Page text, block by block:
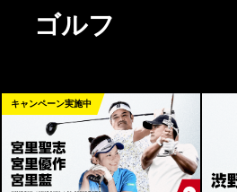
ゴルフ
キャンペーン実施中